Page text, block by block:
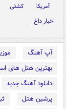
آمریکا کشتی
اخبار داغ
آپ آهنگ
بهترین هتل های
دانلود آهنگ جدید
پرشین هتل